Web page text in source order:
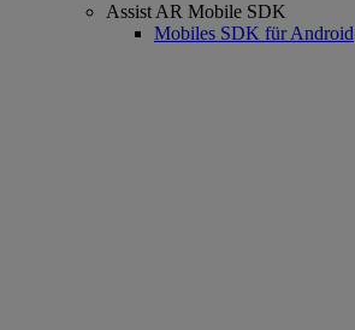
Assist AR Mobile SDK
Mobiles SDK für Android